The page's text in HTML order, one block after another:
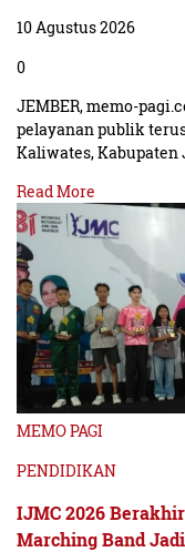
10 Agustus 2026
0
JEMBER, memo-
pelayanan publik
Kaliwates, Kabupaten
Read More
MEMO PAGI
PENDIDIKAN
IJMC 2026
Marching Band